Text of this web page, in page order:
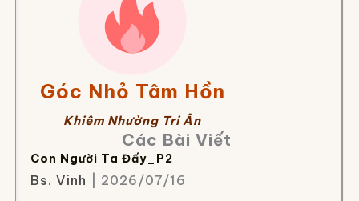
Góc Nhỏ Tâm Hồn
Khiêm Nhường Tri Ân
Các Bài Viết
Con Người Ta Đấy_P2
Bs. Vinh | 2026/07/16